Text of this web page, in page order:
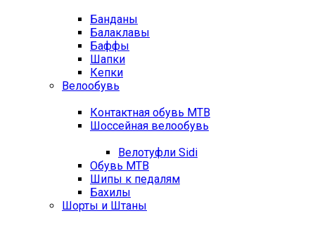
Банданы
Балаклавы
Баффы
Шапки
Кепки
Велообувь
Контактная обувь MTB
Шоссейная велообувь
Велотуфли Sidi
Обувь MTB
Шипы к педалям
Бахилы
Шорты и Штаны